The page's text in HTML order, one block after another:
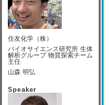
住友化学（株）
バイオサイエンス研究所 生体
解析グループ 物質探索チーム
主任
山森 明弘
Speaker